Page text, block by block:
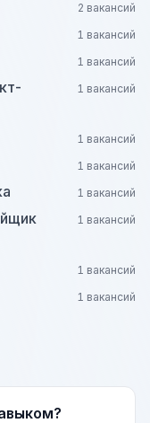
2 вакансий
1 вакансий
1 вакансий
1 вакансий
1 вакансий
1 вакансий
1 вакансий
1 вакансий
1 вакансий
1 вакансий